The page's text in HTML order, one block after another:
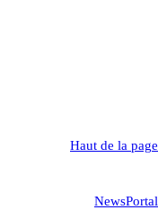
Haut de la page
NewsPortal